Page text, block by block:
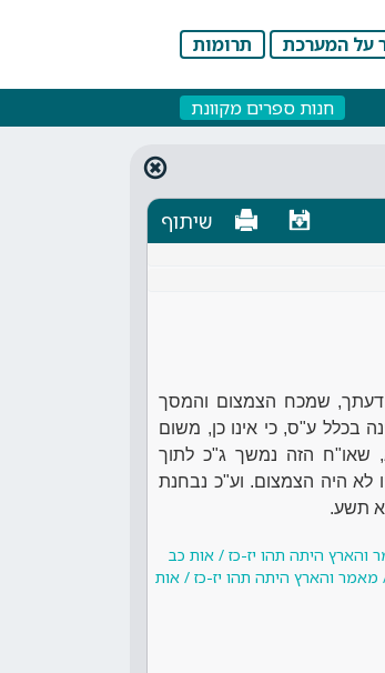
על המערכת תרומות
חנות ספרים מקוונת
שיתוף
שמכח הצמצום והמסך
בכלל ע"ס, כי אינו כן, משום
הזה נמשך ג"כ לתוך
לא היה הצמצום. וע"כ נבחנת
תשע.
היתה תהו יז-כז / אות כב
והארץ היתה תהו יז-כז / אות